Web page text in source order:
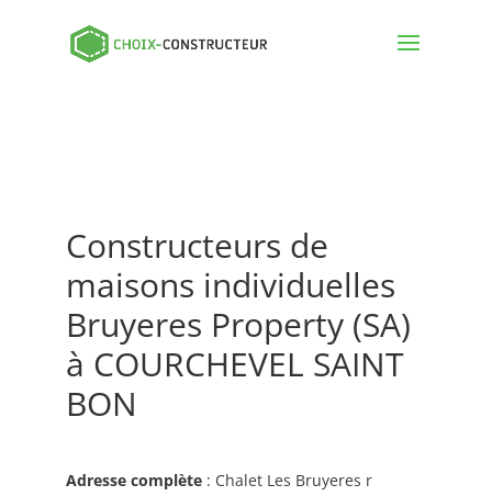
Constructeurs de
maisons individuelles
Bruyeres Property (SA)
à COURCHEVEL SAINT
BON
Adresse complète: Chalet Les Bruyeres r